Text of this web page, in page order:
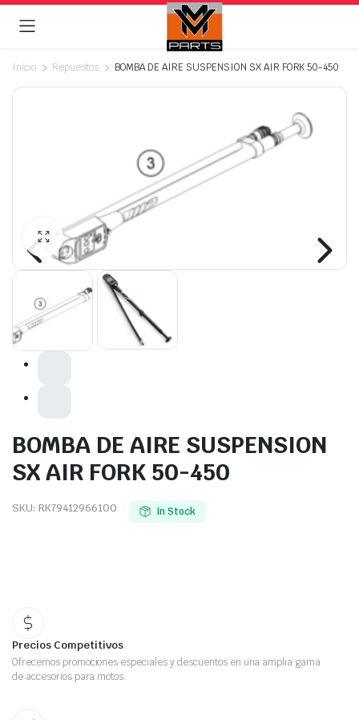
Inicio Repuestos BOMBA DE AIRE SUSPENSION SX AIR FORK 50-450
BOMBA DE AIRE SUSPENSION
SX AIR FORK 50-450
SKU: RK79412966100 In Stock
Precios Competitivos
Ofrecemos promociones especiales y descuentos en una amplia gama
de accesorios para motos.